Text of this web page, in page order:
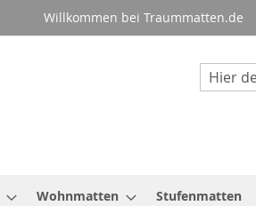
Willkommen bei Traummatten.de
Suche
Wohnmatten Stufenmatten